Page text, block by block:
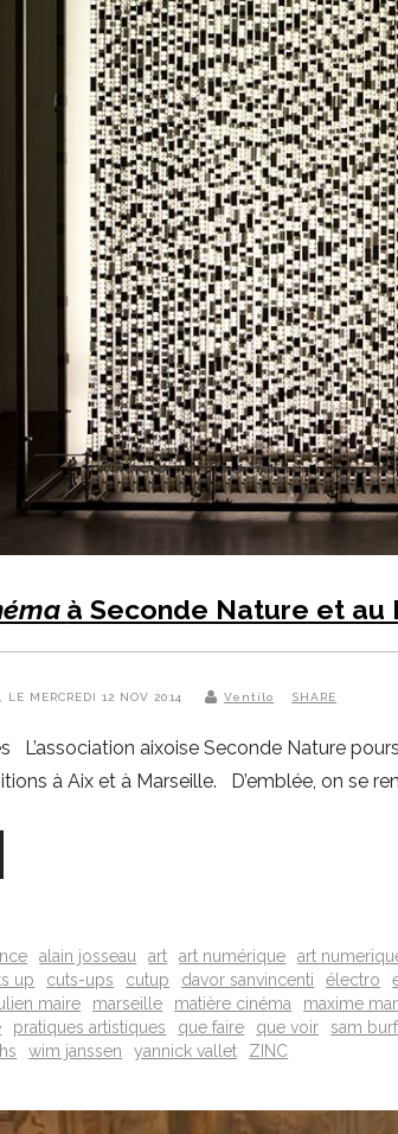
à Seconde Nature et au
, LE MERCREDI 12 NOV 2014 Ventilo SHARE
L’association aixoise Seconde Nature
à Aix et à Marseille. D’emblée, on se
alain josseau art art numérique art
up cuts-ups cutup davor sanvincenti électro
maire marseille matière cinéma maxime
pratiques artistiques que faire que voir sam
wim janssen yannick vallet ZINC